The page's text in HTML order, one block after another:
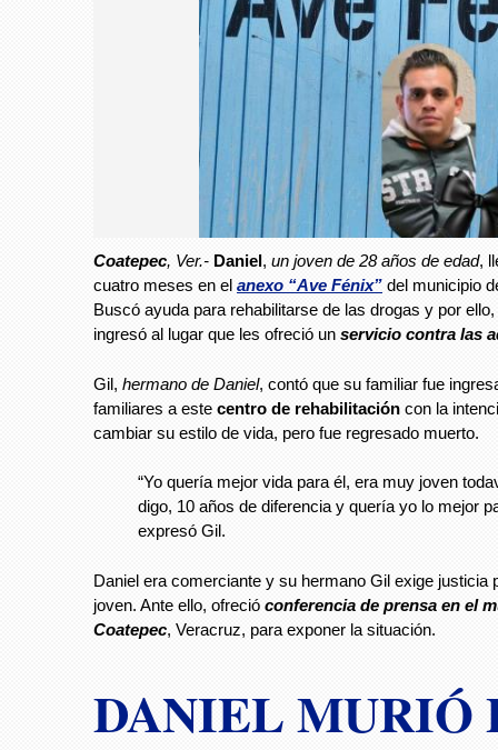
Coatepec, Ver.- Daniel, un joven de 28 años de edad,
cuatro meses en el anexo “Ave Fénix” del municipio
Buscó ayuda para rehabilitarse de las drogas y por
ingresó al lugar que les ofreció un servicio contra las
Gil, hermano de Daniel, contó que su familiar fue
familiares a este centro de rehabilitación con la
cambiar su estilo de vida, pero fue regresado muerto.
“Yo quería mejor vida para él, era muy joven
digo, 10 años de diferencia y quería yo lo mejor
expresó Gil.
Daniel era comerciante y su hermano Gil exige justicia
joven. Ante ello, ofreció conferencia de prensa en el
Coatepec, Veracruz, para exponer la situación.
DANIEL MURIÓ